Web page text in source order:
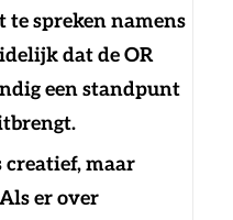
spreken namens
dat de OR
een standpunt
maar
er over